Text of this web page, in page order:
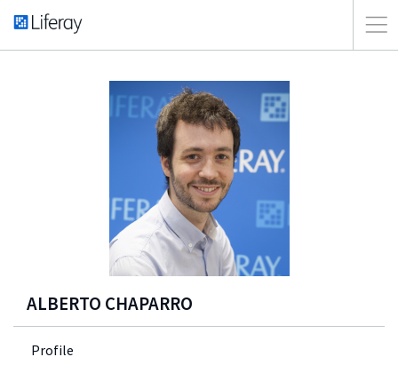
ALBERTO CHAPARRO
Profile